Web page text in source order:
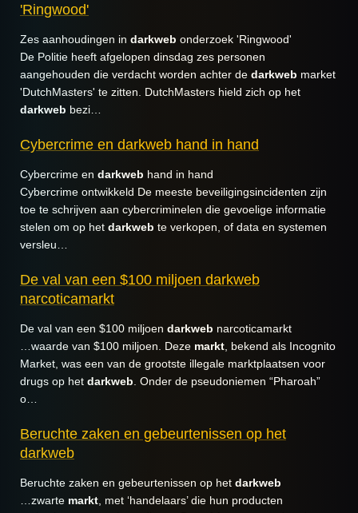
'Ringwood'
Zes aanhoudingen in darkweb onderzoek 'Ringwood'
De Politie heeft afgelopen dinsdag zes personen
aangehouden die verdacht worden achter de darkweb market
'DutchMasters' te zitten. DutchMasters hield zich op het
darkweb bezi…
Cybercrime en darkweb hand in hand
Cybercrime en darkweb hand in hand
Cybercrime ontwikkeld De meeste beveiligingsincidenten zijn
toe te schrijven aan cybercriminelen die gevoelige informatie
stelen om op het darkweb te verkopen, of data en systemen
versleu…
De val van een $100 miljoen darkweb
narcoticamarkt
De val van een $100 miljoen darkweb narcoticamarkt
…waarde van $100 miljoen. Deze markt , bekend als Incognito
Market, was een van de grootste illegale marktplaatsen voor
drugs op het darkweb . Onder de pseudoniemen “Pharoah”
o…
Beruchte zaken en gebeurtenissen op het
darkweb
Beruchte zaken en gebeurtenissen op het darkweb
…zwarte markt , met ‘handelaars’ die hun producten